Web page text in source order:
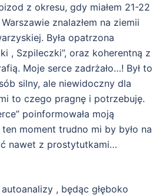
z okresu, gdy miałem 21-22
znalazłem na ziemii
Była opatrzona
, Szpileczki”, oraz koherentną z
Moje serce zadrżało…! Był to
silny, ale niewidoczny dla
to czego pragnę i potrzebuję.
poinformowała moją
moment trudno mi by było na
nawet z prostytutkami…
, będąc głęboko